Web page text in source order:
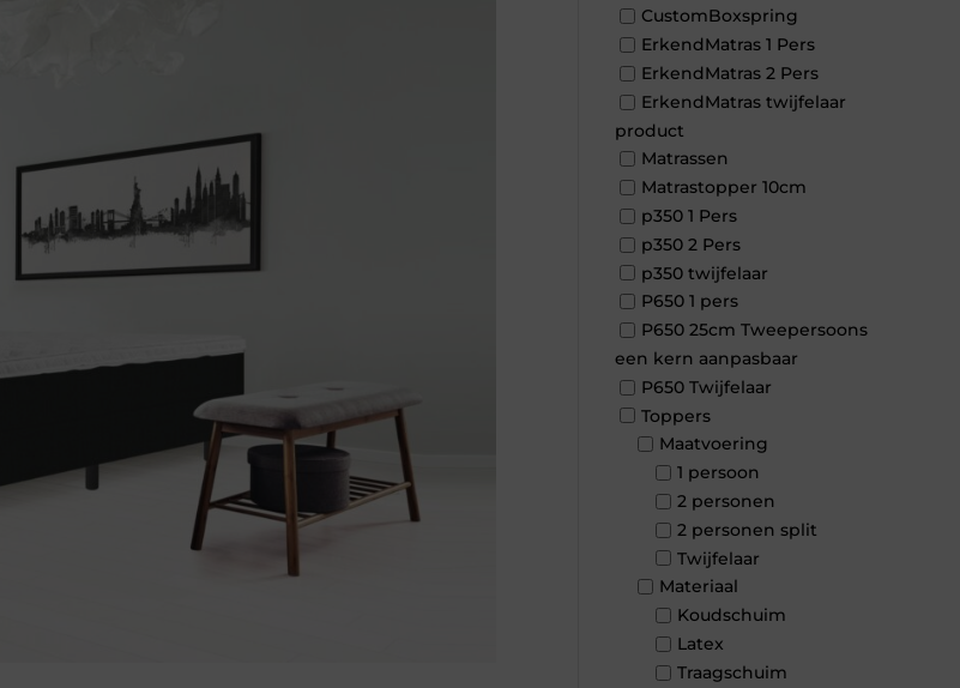
CustomBoxspring
ErkendMatras 1 Pers
ErkendMatras 2 Pers
ErkendMatras twijfelaar
product
Matrassen
Matrastopper 10cm
p350 1 Pers
p350 2 Pers
p350 twijfelaar
P650 1 pers
P650 25cm Tweepersoons
een kern aanpasbaar
P650 Twijfelaar
Toppers
Maatvoering
1 persoon
2 personen
2 personen split
Twijfelaar
Materiaal
Koudschuim
Latex
Traagschuim